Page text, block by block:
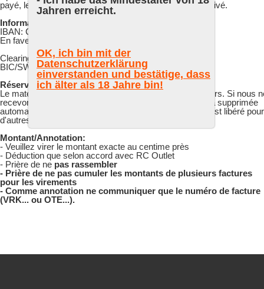
payé, le paiement par facture sera automatiquement activé.
Information du compte:
IBAN: CH23 0900 0000 6043 9451 0
En faveur de : OKEETEE GmbH, 2560 Nidau
Clearing: 9000
BIC/SWIFT: POFICHBEXXX
Réservation:
Le matériel commandé vous sera réservé pendant 4 jours. Si nous
recevons pas d'argent dans ce délai, la commande sera supprimée
automatiquement et sans rappel préalable. Le matériel est libéré pour
d'autres clients.
Montant/Annotation:
- Veuillez virer le montant exacte au centime près
- Déduction que selon accord avec RC Outlet
- Prière de ne pas rassembler
- Prière de ne pas cumuler les montants de plusieurs factures
pour les virements
- Comme annotation ne communiquer que le numéro de facture
(VRK... ou OTE...).
Jahren erreicht.
OK, ich bin mit der
Datenschutzerklärung
einverstanden und bestätige, dass
ich älter als 18 Jahre bin!